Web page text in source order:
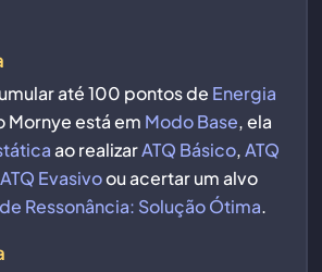
até 100 pontos de Energia
Mornye está em Modo Base, ela
ao realizarATQ Básico,ATQ
Evasivoou acertar um alvo
Ressonância: Solução Ótima.